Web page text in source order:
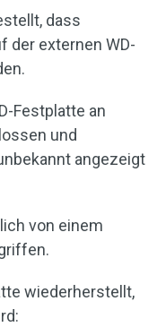
dass
der externen WD-
Festplatte an
und
angezeigt
von einem
wiederherstellt,